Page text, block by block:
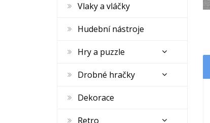
Vlaky a vláčky
Hudební nástroje
Hry a puzzle
Drobné hračky
Dekorace
Retro